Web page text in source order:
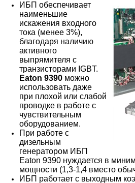
ИБП обеспечивает
наименьшие
искажения входного
тока (менее 3%),
благодаря наличию
активного
выпрямителя с
транзисторами IGBT.
Eaton 9390 можно
использовать даже
при плохой или слабой
проводке в работе с
чувствительным
оборудованием.
При работе с
дизельным
генератором ИБП
Eaton 9390 нуждается в
мощности (1,3-1,4 вместо
ИБП работает с выходным